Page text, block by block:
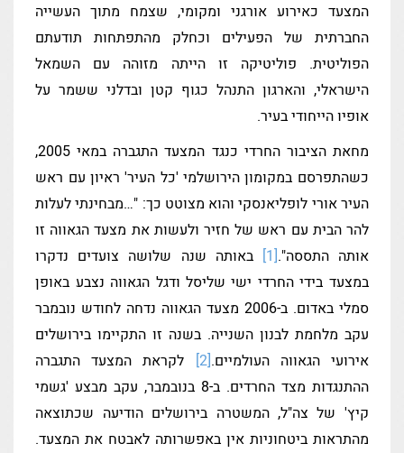
המצעד כאירוע אורגני ומקומי, שצמח מתוך העשייה
החברתית של הפעילים וכחלק מהתפתחות תודעתם
הפוליטית. פוליטיקה זו הייתה מזוהה עם השמאל
הישראלי, והארגון התנהל כגוף קטן ובדלני ששמר על
אופיו הייחודי בעיר.
מחאת הציבור החרדי כנגד המצעד התגברה במאי 2005,
כשהתפרסם במקומון הירושלמי 'כל העיר' ראיון עם ראש
העיר אורי לופליאנסקי והוא מצוטט כך: "…מבחינתי לעלות
להר הבית עם ראש של חזיר ולעשות את מצעד הגאווה זו
אותה התססה".[1]
באותה שנה שלושה צועדים נדקרו
במצעד בידי החרדי ישי שליסל ודגל הגאווה נצבע באופן
סמלי באדום. ב-2006 מצעד הגאווה נדחה לחודש נובמבר
עקב מלחמת לבנון השנייה. בשנה זו התקיימו בירושלים
אירועי הגאווה העולמיים.[2]
לקראת המצעד התגברה
ההתנגדות מצד החרדים. ב-8 בנובמבר, עקב מבצע 'גשמי
קיץ' של צה"ל, המשטרה בירושלים הודיעה שכתוצאה
מהתראות ביטחוניות אין באפשרותה לאבטח את המצעד.